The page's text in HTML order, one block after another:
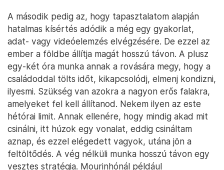
A második pedig az, hogy tapasztalatom alapján
hatalmas kísértés adódik a még egy gyakorlat,
adat- vagy videóelemzés elvégzésére. De ezzel az
ember a földbe állítja magát hosszú távon. A plusz
egy-két óra munka annak a rovására megy, hogy a
családoddal tölts időt, kikapcsolódj, elmenj kondizni,
ilyesmi. Szükség van azokra a nagyon erős falakra,
amelyeket fel kell állítanod. Nekem ilyen az este
hétórai limit. Annak ellenére, hogy mindig akad mit
csinálni, itt húzok egy vonalat, eddig csináltam
aznap, és ezzel elégedett vagyok, utána jön a
feltöltődés. A vég nélküli munka hosszú távon egy
vesztes stratégia. Mourinhónál például